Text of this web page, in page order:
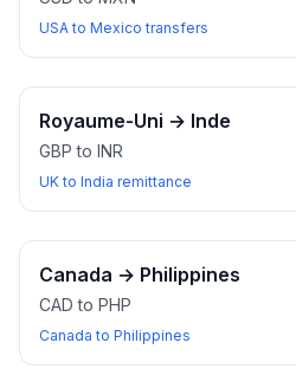
USA to Mexico transfers
Royaume-Uni → Inde
GBP to INR
UK to India remittance
Canada → Philippines
CAD to PHP
Canada to Philippines